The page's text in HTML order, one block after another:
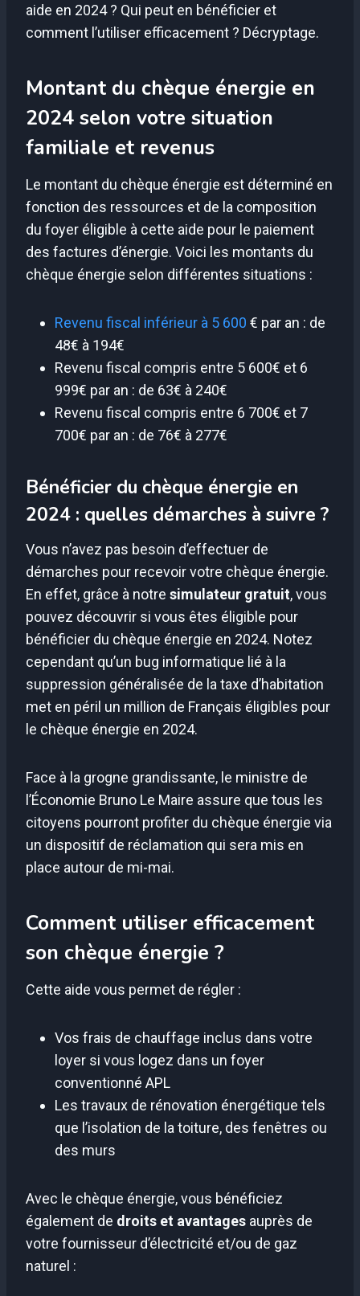
aide en 2024 ? Qui peut en bénéficier et
comment l’utiliser efficacement ? Décryptage.
Montant du chèque énergie en
2024 selon votre situation
familiale et revenus
Le montant du chèque énergie est déterminé en
fonction des ressources et de la composition
du foyer éligible à cette aide pour le paiement
des factures d’énergie. Voici les montants du
chèque énergie selon différentes situations :
Revenu fiscal inférieur à 5 600 € par an : de
48€ à 194€
Revenu fiscal compris entre 5 600€ et 6
999€ par an : de 63€ à 240€
Revenu fiscal compris entre 6 700€ et 7
700€ par an : de 76€ à 277€
Bénéficier du chèque énergie en
2024 : quelles démarches à suivre ?
Vous n’avez pas besoin d’effectuer de
démarches pour recevoir votre chèque énergie.
En effet, grâce à notre simulateur gratuit, vous
pouvez découvrir si vous êtes éligible pour
bénéficier du chèque énergie en 2024. Notez
cependant qu’un bug informatique lié à la
suppression généralisée de la taxe d’habitation
met en péril un million de Français éligibles pour
le chèque énergie en 2024.
Face à la grogne grandissante, le ministre de
l’Économie Bruno Le Maire assure que tous les
citoyens pourront profiter du chèque énergie via
un dispositif de réclamation qui sera mis en
place autour de mi-mai.
Comment utiliser efficacement
son chèque énergie ?
Cette aide vous permet de régler :
Vos frais de chauffage inclus dans votre
loyer si vous logez dans un foyer
conventionné APL
Les travaux de rénovation énergétique tels
que l’isolation de la toiture, des fenêtres ou
des murs
Avec le chèque énergie, vous bénéficiez
également de droits et avantages auprès de
votre fournisseur d’électricité et/ou de gaz
naturel :